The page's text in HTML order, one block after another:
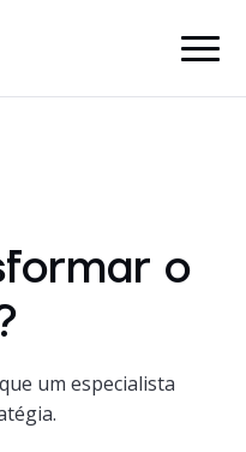
o
um especialista